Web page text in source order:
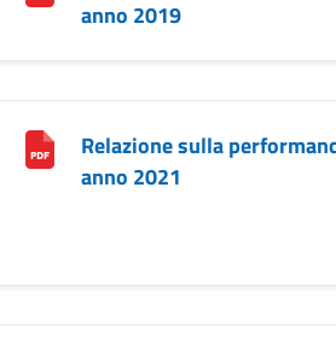
anno 2019
Relazione sulla
anno 2021